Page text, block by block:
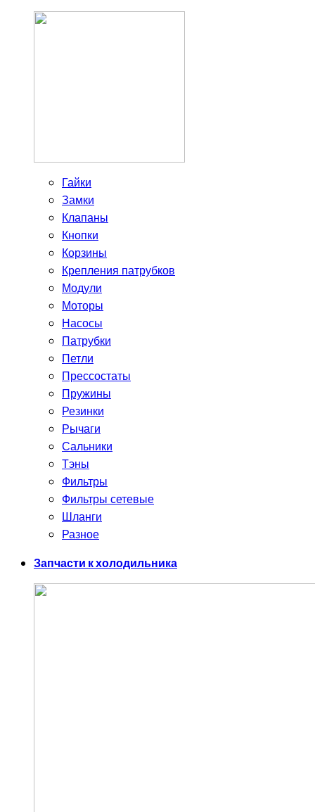
Гайки
Замки
Клапаны
Кнопки
Корзины
Крепления патрубков
Модули
Моторы
Насосы
Патрубки
Петли
Прессостаты
Пружины
Резинки
Рычаги
Сальники
Тэны
Фильтры
Фильтры сетевые
Шланги
Разное
Запчасти к холодильника